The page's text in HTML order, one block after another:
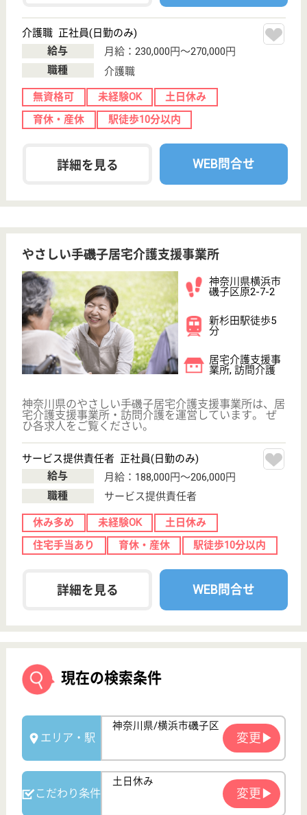
保有資格
初任者研修
(ヘルパー2級) (ヘルパー1級)
介護福祉士 社会福祉士
ケアマネジャー PT
OT その他・なし
次のステップへ
誕生年
サービス紹介
クリックジョブ介護とは
ご利用の流れ
公式LINE＠
お役立ち情報
転職ノウハウ
介護転職お悩み相談室
転職事例
サイトマップ 利用規約
プライバシーポリシー